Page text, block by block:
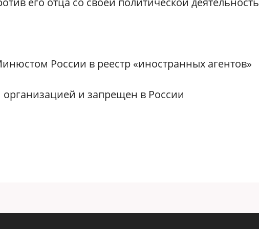
России в реестр «иностранных агентов»
и запрещен в России